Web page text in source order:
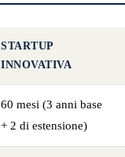
STARTUP
INNOVATIVA
60 mesi (3 anni base
+ 2 di estensione)